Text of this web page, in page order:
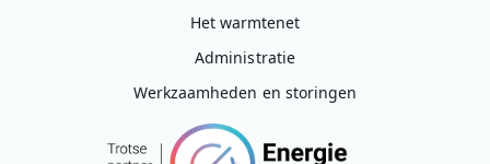
Het warmtenet
Administratie
Werkzaamheden en storingen